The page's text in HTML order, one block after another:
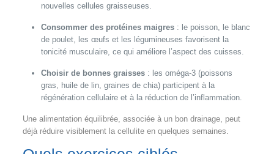
nouvelles cellules graisseuses.
Consommer des protéines maigres: le poisson, le blanc
de poulet, les œufs et les légumineuses favorisent la
tonicité musculaire, ce qui améliore l’aspect des cuisses.
Choisir de bonnes graisses: les oméga-3 (poissons
gras, huile de lin, graines de chia) participent à la
régénération cellulaire et à la réduction de l’inflammation.
Une alimentation équilibrée, associée à un bon drainage, peut
déjà réduire visiblement la cellulite en quelques semaines.